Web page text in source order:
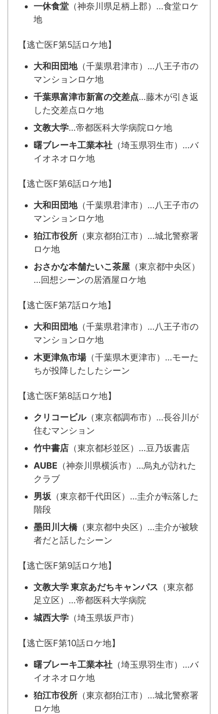
一休食堂 （神奈川県足柄上郡）…食堂ロケ
地
【逃亡医F第5話ロケ地】
大和田団地（千葉県君津市）…八王子市の
マンションロケ地
千葉県富津市新富の交差点…藤木が引き返
した交差点ロケ地
文教大学…帝都医科大学病院ロケ地
曙ブレーキ工業本社 （埼玉県羽生市）…バ
イオネオロケ地
【逃亡医F第6話ロケ地】
大和田団地（千葉県君津市）…八王子市の
マンションロケ地
狛江市役所 （東京都狛江市）…城北警察署
ロケ地
おさかな本舗たいこ茶屋 （東京都中央区）
…回想シーンの居酒屋ロケ地
【逃亡医F第7話ロケ地】
大和田団地（千葉県君津市）…八王子市の
マンションロケ地
木更津魚市場（千葉県木更津市）…モーた
ちが投降したしたシーン
【逃亡医F第8話ロケ地】
クリコービル（東京都調布市）…長谷川が
住むマンション
竹中書店 （東京都杉並区）…豆乃坂書店
AUBE （神奈川県横浜市）…烏丸が訪れた
クラブ
男坂 （東京都千代田区）…圭介が転落した
階段
墨田川大橋（東京都中央区）…圭介が被験
者だと話したシーン
【逃亡医F第9話ロケ地】
文教大学 東京あだちキャンパス （東京都
足立区）…帝都医科大学病院
城西大学 （埼玉県坂戸市）
【逃亡医F第10話ロケ地】
曙ブレーキ工業本社 （埼玉県羽生市）…バ
イオネオロケ地
狛江市役所 （東京都狛江市）…城北警察署
ロケ地